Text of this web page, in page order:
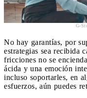
G-
No hay garantías, por
estrategias sea recibida
fricciones no se
ácida y una emoción
incluso soportarles, en
esfuerzos, aún puedes